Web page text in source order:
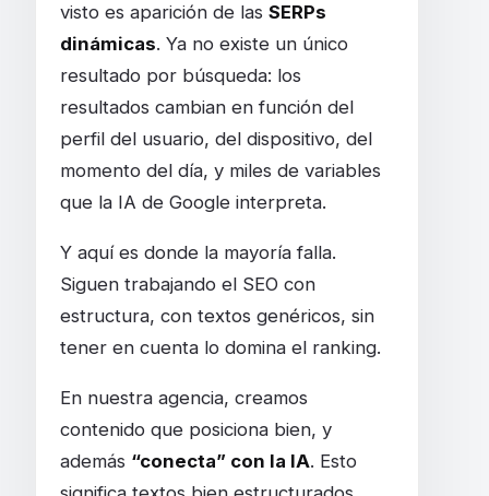
visto es aparición de las SERPs
dinámicas. Ya no existe un único
resultado por búsqueda: los
resultados cambian en función del
perfil del usuario, del dispositivo, del
momento del día, y miles de variables
que la IA de Google interpreta.
Y aquí es donde la mayoría falla.
Siguen trabajando el SEO con
estructura, con textos genéricos, sin
tener en cuenta lo domina el ranking.
En nuestra agencia, creamos
contenido que posiciona bien, y
además “conecta” con la IA. Esto